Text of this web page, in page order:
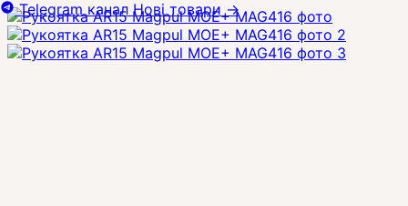
Telegram канал Нові товари→